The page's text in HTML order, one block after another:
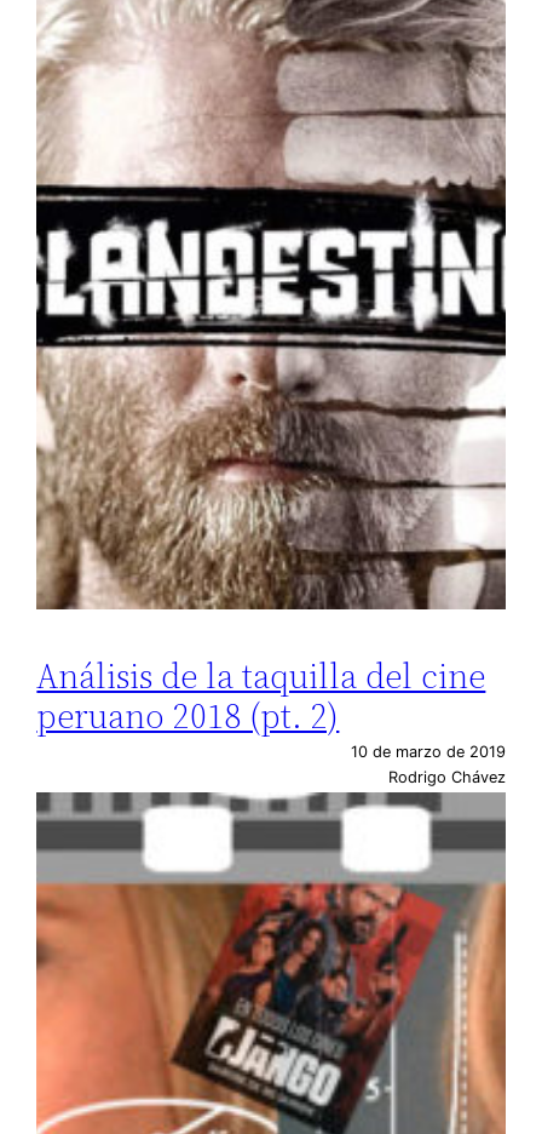
Análisis de la taquilla del cine
peruano 2018 (pt. 2)
10 de marzo de 2019
Rodrigo Chávez